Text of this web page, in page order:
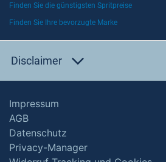
Finden Sie die günstigsten Spritpreise
Finden Sie Ihre bevorzugte Marke
Disclaimer
Impressum
AGB
Datenschutz
Privacy-Manager